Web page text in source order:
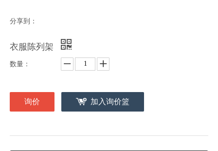
分享到：
衣服陈列架
数量：
询价 加入询价篮